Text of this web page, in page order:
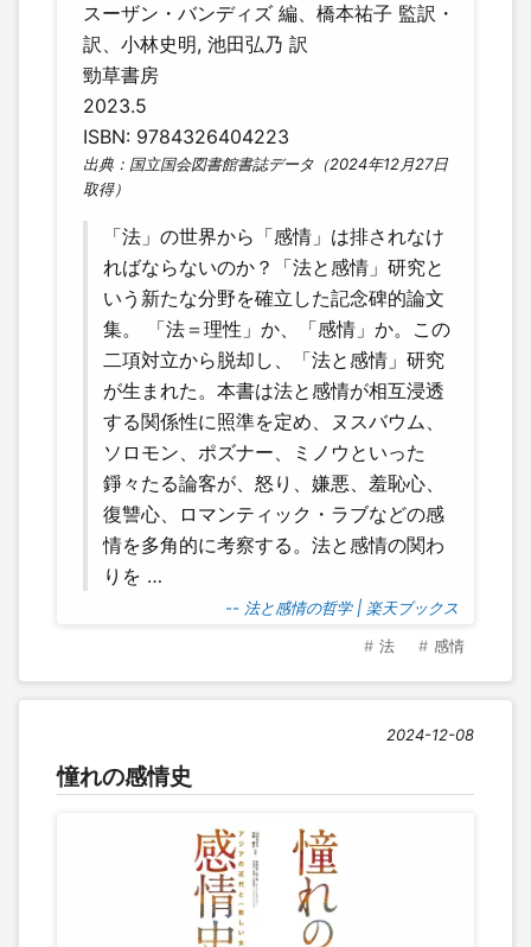
スーザン・バンディズ 編、橋本祐子 監訳・
訳、小林史明, 池田弘乃 訳
勁草書房
2023.5
ISBN: 9784326404223
出典：国立国会図書館書誌データ（2024年12月27日
取得）
「法」の世界から「感情」は排されなけ
ればならないのか？「法と感情」研究と
いう新たな分野を確立した記念碑的論文
集。 「法＝理性」か、「感情」か。この
二項対立から脱却し、「法と感情」研究
が生まれた。本書は法と感情が相互浸透
する関係性に照準を定め、ヌスバウム、
ソロモン、ポズナー、ミノウといった
錚々たる論客が、怒り、嫌悪、羞恥心、
復讐心、ロマンティック・ラブなどの感
情を多角的に考察する。法と感情の関わ
りを …
-- 法と感情の哲学 | 楽天ブックス
法 感情
2024-12-08
憧れの感情史